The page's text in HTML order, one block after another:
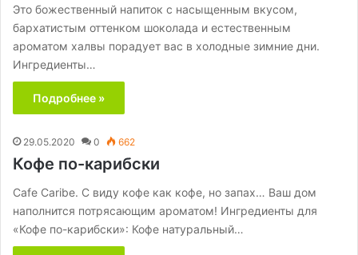
Это божественный напиток с насыщенным вкусом,
бархатистым оттенком шоколада и естественным
ароматом халвы порадует вас в холодные зимние дни.
Ингредиенты…
Подробнее »
29.05.2020 0 662
Кофе по-карибски
Cafe Caribe. С виду кофе как кофе, но запах… Ваш дом
наполнится потрясающим ароматом! Ингредиенты для
«Кофе по-карибски»: Кофе натуральный…